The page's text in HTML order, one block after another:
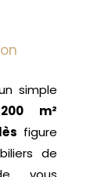
simple
m²
figure
de